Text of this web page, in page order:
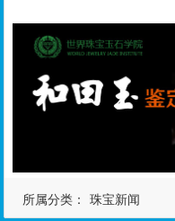
所属分类： 珠宝新闻